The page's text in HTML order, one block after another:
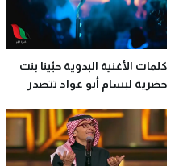
كلمات الأغنية البدوية حبّينا بنت
حضرية لبسام أبو عواد تتصدر